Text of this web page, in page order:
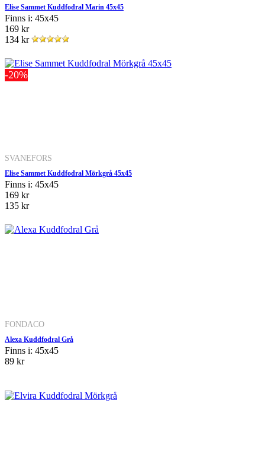
Elise Sammet Kuddfodral Marin 45x45
Finns i: 45x45
169 kr
134 kr
-20%
SVANEFORS
Elise Sammet Kuddfodral Mörkgrå 45x45
Finns i: 45x45
169 kr
135 kr
FONDACO
Alexa Kuddfodral Grå
Finns i: 45x45
89 kr